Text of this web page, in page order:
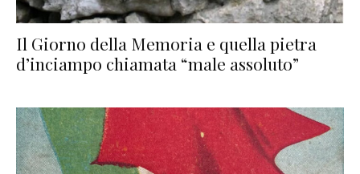
Il Giorno della Memoria e quella pietra
d’inciampo chiamata “male assoluto”